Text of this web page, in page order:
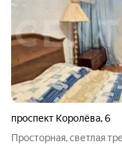
проспект Королёва,6
Просторная, светлая